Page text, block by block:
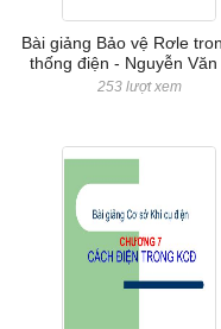
Bài giảng Bảo vệ Rơle
thống điện - Nguyễn
253 lượt xem